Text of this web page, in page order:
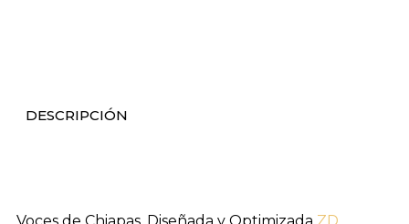
DESCRIPCIÓN